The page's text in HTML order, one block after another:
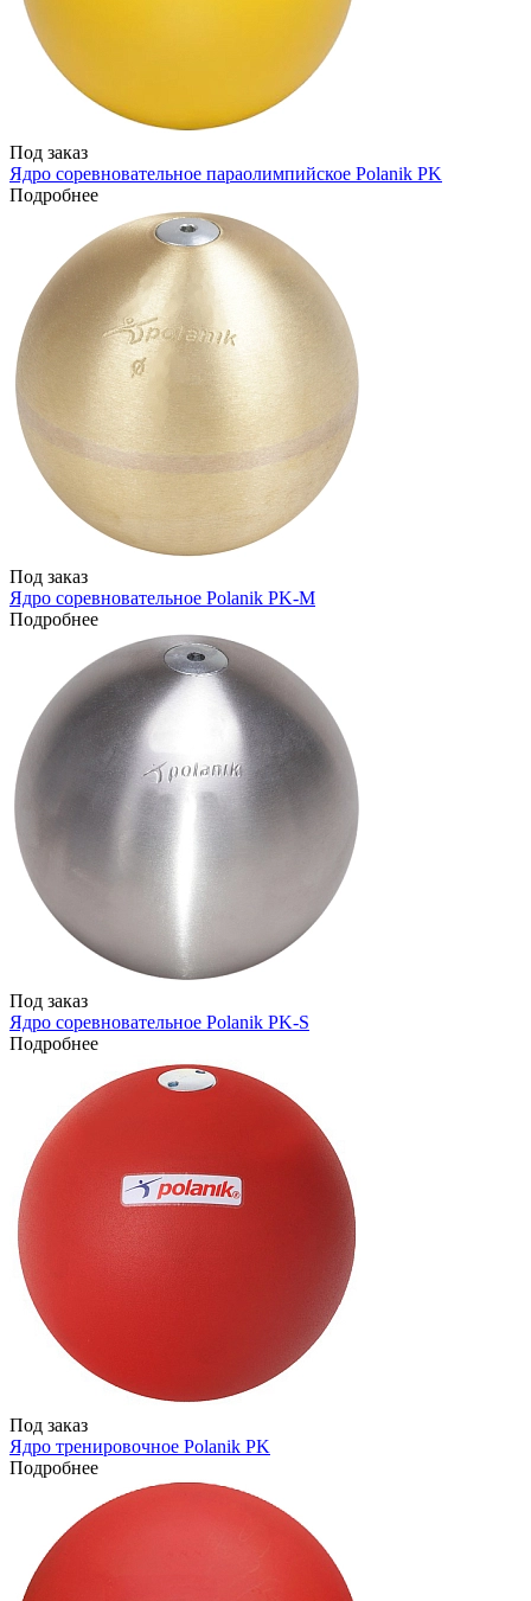
Под заказ
Ядро соревновательное параолимпийское Polanik PK
Подробнее
Под заказ
Ядро соревновательное Polanik PK-M
Подробнее
Под заказ
Ядро соревновательное Polanik PK-S
Подробнее
Под заказ
Ядро тренировочное Polanik PK
Подробнее